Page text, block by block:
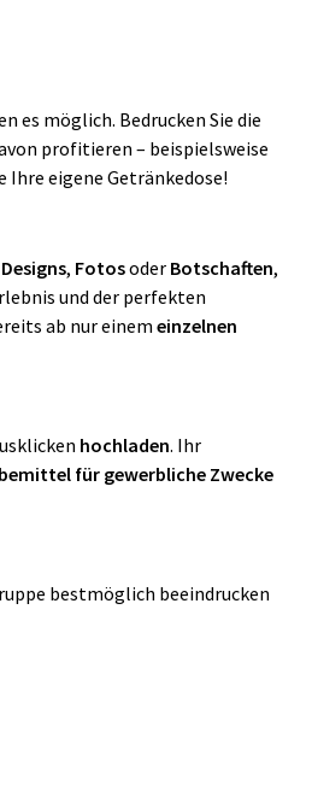
es möglich. Bedrucken Sie die
profitieren – beispielsweise
Ihre eigene Getränkedose!
, Fotosoder Botschaften,
und der perfekten
ab nur einem einzelnen
hochladen. Ihr
für gewerbliche Zwecke
bestmöglich beeindrucken